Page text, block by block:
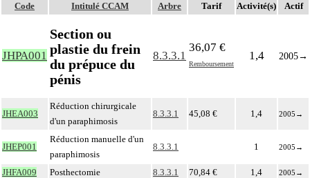
Code Intitulé CCAM Arbre Tarif Activité(s) Actif
JHPA001
Section ou
plastie du frein
du prépuce du
pénis
8.3.3.1
36,07 €
Remboursement
1,4 2005→
JHEA003
Réduction chirurgicale
d'un paraphimosis
8.3.3.1 45,08 € 1,4 2005 →
JHEP001
Réduction manuelle d'un
paraphimosis
8.3.3.1 1 2005 →
JHFA009 Posthectomie 8.3.3.1 70,84 € 1,4 2005 →